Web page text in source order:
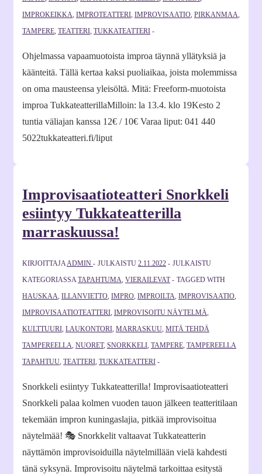
IMPROKEIKKA IMPROTEATTERI IMPROVISAATIO PIRKANMAA
TAMPERE TEATTERI TUKKATEATTERI
Ohjelmassa vapaamuotoista improa täynnä yllätyksiä ja
käänteitä. Tällä kertaa kaksi puoliaikaa, joista molemmissa
on oma mausteensa yleisöltä. Mitä: Freeform-muotoista
improa TukkateatterillaMilloin: la 13.4. klo 19Kesto 2
tuntia väliajan kanssa 12€ / 10€ Varaa liput: 041 440
5022tukkateatteri.fi/liput
Improvisaatioteatteri Snorkkeli
esiintyy Tukkateatterilla
marraskuussa!
KIRJOITTAJAADMIN JULKAISTU 2.11.2022
JULKAISTU
KATEGORIASSATAPAHTUMA, VIERAILEVAT
TAGGED WITH
HAUSKAA, ILLANVIETTO, IMPRO, IMPROILTA, IMPROVISAATIO,
IMPROVISAATIOTEATTERI, IMPROVISOITU NÄYTELMÄ,
KULTTUURI, LAUKONTORI, MARRASKUU, MITÄ TEHDÄ
TAMPEREELLA, NUORET, SNORKKELI, TAMPERE, TAMPEREELLA
TAPAHTUU, TEATTERI, TUKKATEATTERI
Snorkkeli esiintyy Tukkateatterilla! Improvisaatioteatteri
Snorkkeli palaa kolmen vuoden tauon jälkeen teatteritilaan
tekemään impron kuningaslajia, pitkää improvisoitua
näytelmää! 🎭 Snorkkelit valtaavat Tukkateatterin
näyttämön improvisoiduilla näytelmillään vielä kahdesti
tänä syksynä. Improvisoitu näytelmä tarkoittaa esitystä